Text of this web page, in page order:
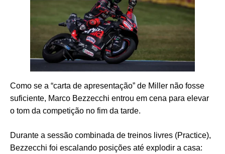
Como se a “carta de apresentação” de Miller não fosse
suficiente, Marco Bezzecchi entrou em cena para elevar
o tom da competição no fim da tarde.
Durante a sessão combinada de treinos livres (Practice),
Bezzecchi foi escalando posições até explodir a casa: